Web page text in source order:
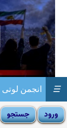
انجمن لوتی ☰